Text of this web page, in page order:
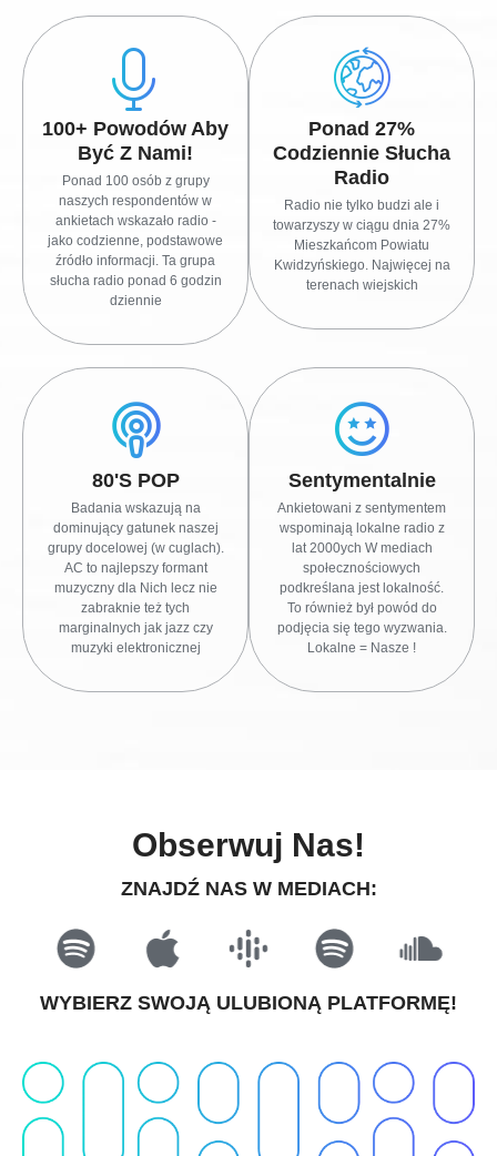
100+ Powodów Aby
Być Z Nami!
Ponad 100 osób z grupy
naszych respondentów w
ankietach wskazało radio -
jako codzienne, podstawowe
źródło informacji. Ta grupa
słucha radio ponad 6 godzin
dziennie
Ponad 27%
Codziennie Słucha
Radio
Radio nie tylko budzi ale i
towarzyszy w ciągu dnia 27%
Mieszkańcom Powiatu
Kwidzyńskiego. Najwięcej na
terenach wiejskich
80's POP
Badania wskazują na
dominujący gatunek naszej
grupy docelowej (w cuglach).
AC to najlepszy formant
muzyczny dla Nich lecz nie
zabraknie też tych
marginalnych jak jazz czy
muzyki elektronicznej
Sentymentalnie
Ankietowani z sentymentem
wspominają lokalne radio z
lat 2000ych W mediach
społecznościowych
podkreślana jest lokalność.
To również był powód do
podjęcia się tego wyzwania.
Lokalne = Nasze !
Obserwuj Nas!
ZNAJDŹ NAS W MEDIACH:
WYBIERZ SWOJĄ ULUBIONĄ PLATFORMĘ!